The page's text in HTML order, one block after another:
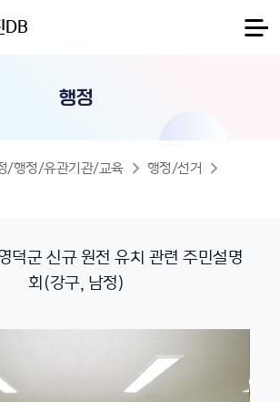
DB
행정
/행정/유관기관/교육
행정/선거
덕군 신규 원전 유치 관련 주민설명
회(강구, 남정)